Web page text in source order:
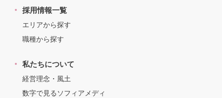
採用情報一覧
エリアから探す
職種から探す
私たちについて
経営理念・風土
数字で見るソフィアメディ